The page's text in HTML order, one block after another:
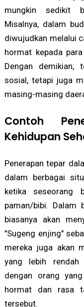
mungkin sedikit
Misalnya, dalam
diwujudkan melalui
hormat kepada
Dengan demikian,
sosial, tetapi juga
masing-masing
Contoh
Kehidupan
Penerapan tepar
dalam berbagai
ketika seseorang
paman/bibi. Dalam
biasanya akan
"Sugeng enjing"
mereka juga akan
yang lebih rendah
dengan orang
hormat dan rasa
tersebut.